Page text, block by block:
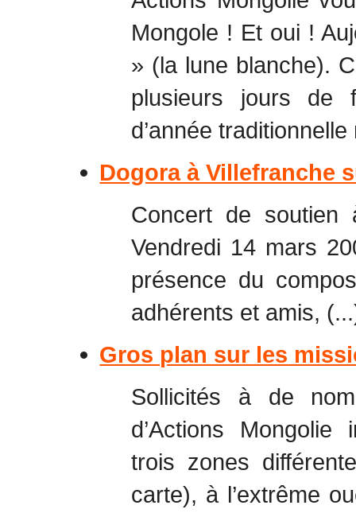
Mongole ! Et oui !
» (la lune blanche).
plusieurs jours de
d’année
Dogora à Villefranche
Concert de soutien
Vendredi 14 mars
présence du
adhérents et amis,
Gros plan sur les
Sollicités à de
d’Actions
trois zones
carte), à l’extrême